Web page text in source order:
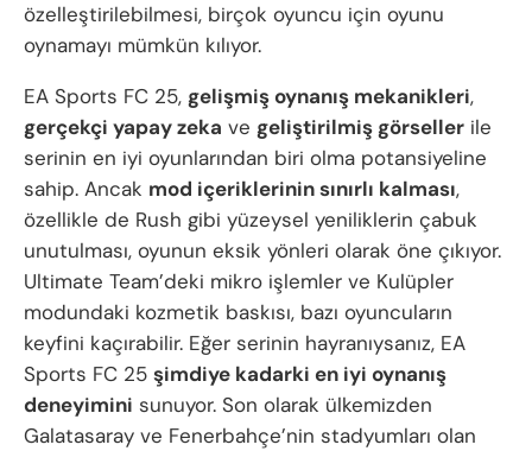
özelleştirilebilmesi, birçok oyuncu için oyunu
oynamayı mümkün kılıyor.
EA Sports FC 25, gelişmiş oynanış mekanikleri,
gerçekçi yapay zeka ve geliştirilmiş görseller ile
serinin en iyi oyunlarından biri olma potansiyeline
sahip. Ancak mod içeriklerinin sınırlı kalması,
özellikle de Rush gibi yüzeysel yeniliklerin çabuk
unutulması, oyunun eksik yönleri olarak öne çıkıyor.
Ultimate Team’deki mikro işlemler ve Kulüpler
modundaki kozmetik baskısı, bazı oyuncuların
keyfini kaçırabilir. Eğer serinin hayranıysanız, EA
Sports FC 25 şimdiye kadarki en iyi oynanış
deneyimini sunuyor. Son olarak ülkemizden
Galatasaray ve Fenerbahçe’nin stadyumları olan